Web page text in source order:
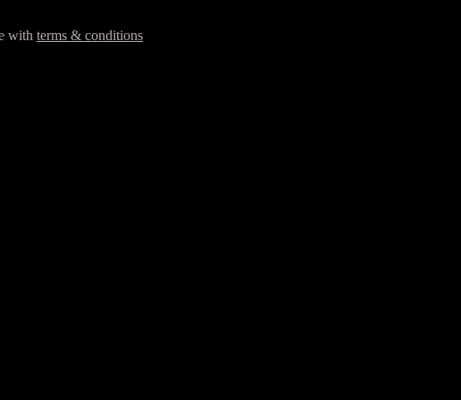
with terms & conditions